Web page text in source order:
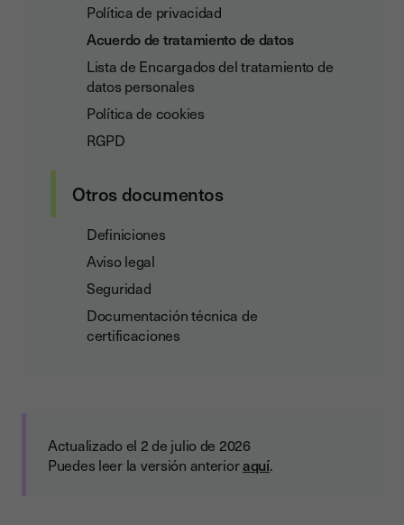
Política de privacidad
Acuerdo de tratamiento de datos
Lista de Encargados del tratamiento de
datos personales
Política de cookies
RGPD
Otros documentos
Definiciones
Aviso legal
Seguridad
Documentación técnica de
certificaciones
Actualizado el 2 de julio de 2026
Puedes leer la versión anterioraquí.